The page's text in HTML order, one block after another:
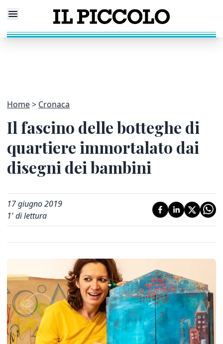
Home Cronaca
Il fascino delle botteghe di
quartiere immortalato dai
disegni dei bambini
17 giugno 2019
1' di lettura